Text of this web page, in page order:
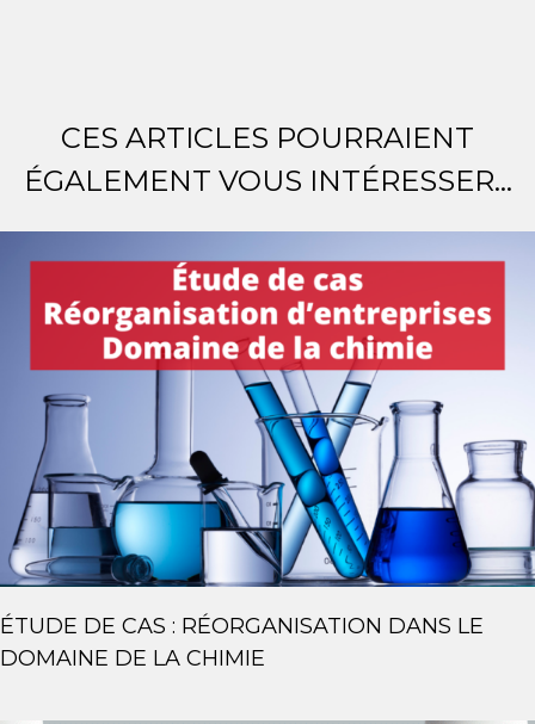
CES ARTICLES POURRAIENT
ÉGALEMENT VOUS INTÉRESSER...
ÉTUDE DE CAS : RÉORGANISATION DANS LE
DOMAINE DE LA CHIMIE